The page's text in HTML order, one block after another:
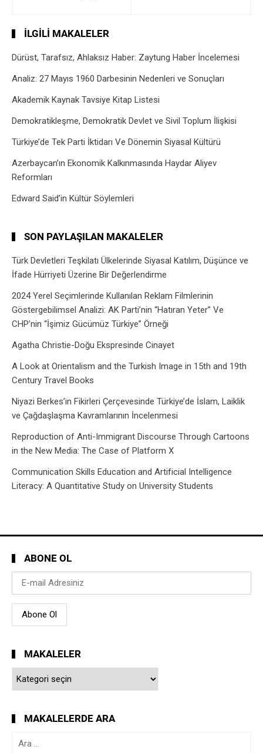
İLGILI MAKALELER
Dürüst, Tarafsız, Ahlaksız Haber: Zaytung Haber İncelemesi
Analiz: 27 Mayıs 1960 Darbesinin Nedenleri ve Sonuçları
Akademik Kaynak Tavsiye Kitap Listesi
Demokratikleşme, Demokratik Devlet ve Sivil Toplum İlişkisi
Türkiye’de Tek Parti İktidarı Ve Dönemin Siyasal Kültürü
Azerbaycan’ın Ekonomik Kalkınmasında Haydar Aliyev
Reformları
Edward Said’in Kültür Söylemleri
SON PAYLAŞILAN MAKALELER
Türk Devletleri Teşkilatı Ülkelerinde Siyasal Katılım, Düşünce ve
İfade Hürriyeti Üzerine Bir Değerlendirme
2024 Yerel Seçimlerinde Kullanılan Reklam Filmlerinin
Göstergebilimsel Analizi: AK Parti’nin “Hatıran Yeter” Ve
CHP’nin “İşimiz Gücümüz Türkiye” Örneği
Agatha Christie-Doğu Ekspresinde Cinayet
A Look at Orientalism and the Turkish Image in 15th and 19th
Century Travel Books
Niyazi Berkes’in Fikirleri Çerçevesinde Türkiye’de İslam, Laiklik
ve Çağdaşlaşma Kavramlarının İncelenmesi
Reproduction of Anti-Immigrant Discourse Through Cartoons
in the New Media: The Case of Platform X
Communication Skills Education and Artificial Intelligence
Literacy: A Quantitative Study on University Students
ABONE OL
MAKALELER
Makaleler
MAKALELERDE ARA
Arama: